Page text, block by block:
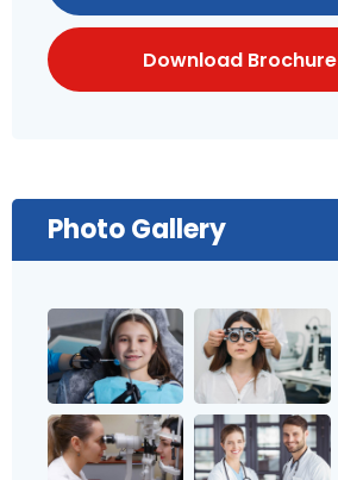
Download Brochure
Photo Gallery